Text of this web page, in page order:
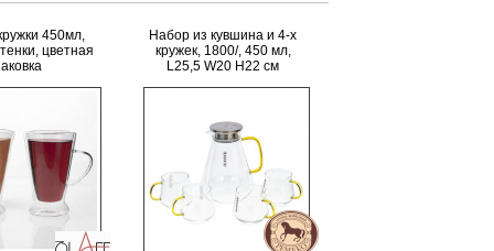
450мл,
цветная
Набор из кувшина и 4-х
кружек, 1800/, 450 мл,
L25,5 W20 H22 см